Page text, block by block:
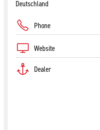
Deutschland
Phone
Website
Dealer